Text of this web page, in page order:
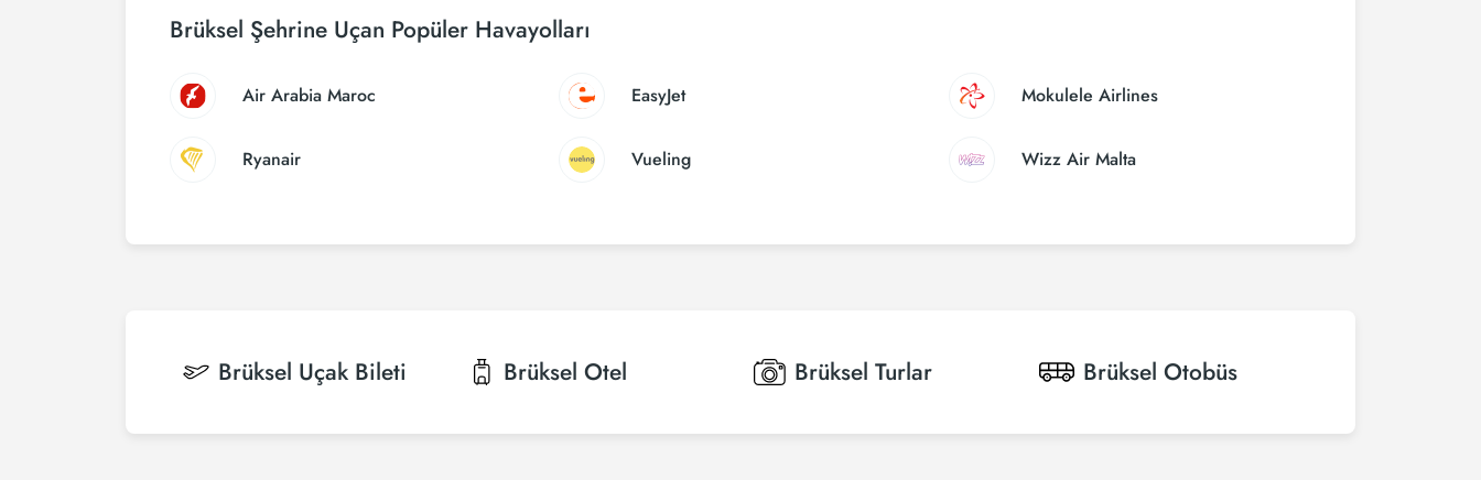
Brüksel Şehrine Uçan Popüler Havayolları
Air Arabia Maroc EasyJet Mokulele Airlines
Ryanair Vueling Wizz Air Malta
Brüksel Uçak Bileti Brüksel Otel Brüksel Turlar Brüksel Otobüs